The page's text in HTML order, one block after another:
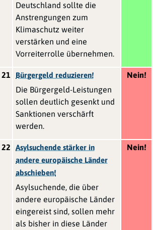
Deutschland sollte die
Anstrengungen zum
Klimaschutz weiter
verstärken und eine
Vorreiterrolle übernehmen.
21 Bürgergeld reduzieren!
Die Bürgergeld-Leistungen
sollen deutlich gesenkt und
Sanktionen verschärft
werden.
Nein!
22
Asylsuchende stärker in
andere europäische Länder
abschieben!
Asylsuchende, die über
andere europäische Länder
eingereist sind, sollen mehr
als bisher in diese Länder
Nein!